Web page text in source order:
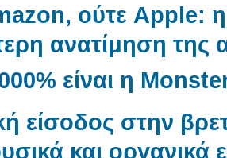
ούτε Apple: η
ανατίμηση της
είναι η
είσοδος στην